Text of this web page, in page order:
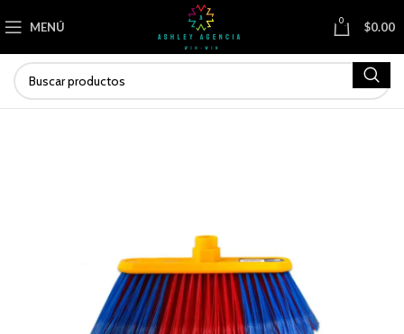
MENÚ 0 $0.00